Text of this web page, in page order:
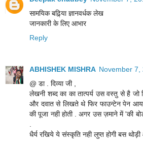
सामयिक बढ़ि्या ज्ञानवर्धक लेख
जानकारी के लिए आभार
Reply
ABHISHEK MISHRA November 7,
@ डा . दिव्या जी ,
लेखनी शब्द का का तात्पर्य उस वस्तु से है
और दवात से लिखते थे फिर फाउन्टेन पेन
की पूजा नही होती . अगर उस ज़माने में 'की
.
धैर्य रखिये ये संस्कृति नही लुप्त होगी बस